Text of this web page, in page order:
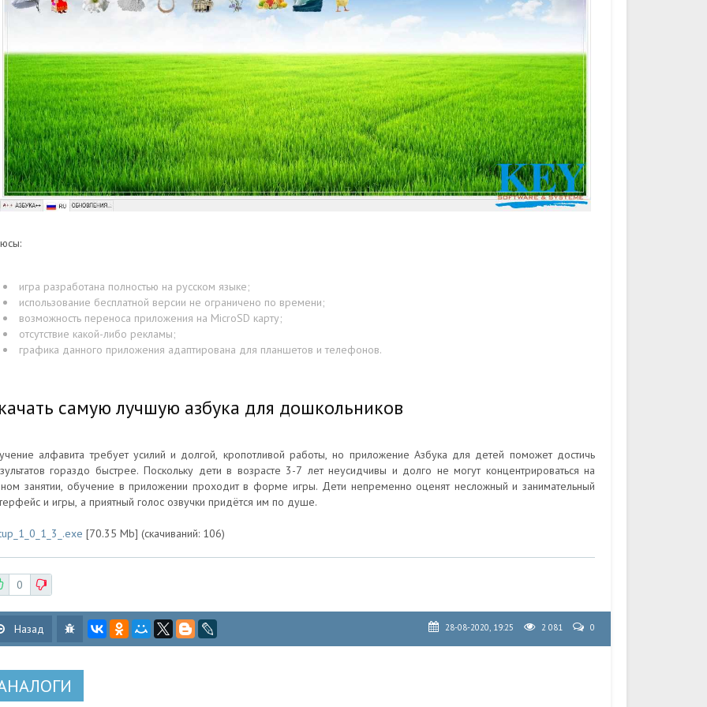
игра разработана полностью на русском языке;
использование бесплатной версии не ограничено по времени;
возможность переноса приложения на MicroSD карту;
отсутствие какой-либо рекламы;
графика данного приложения адаптирована для планшетов и телефонов.
самую лучшую азбука для дошкольников
алфавита требует усилий и долгой, кропотливой работы, но приложение Азбука для детей поможет достичь
гораздо быстрее. Поскольку дети в возрасте 3-7 лет неусидчивы и долго не могут концентрироваться на
занятии, обучение в приложении проходит в форме игры. Дети непременно оценят несложный и занимательный
и игры, а приятный голос озвучки придётся им по душе.
[70.35 Mb] (cкачиваний: 106)
0
Назад 28-08-2020, 19:25 2 081 0